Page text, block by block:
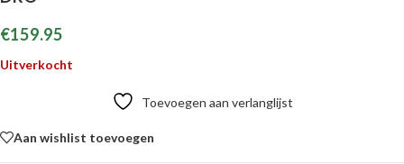
€159.95
Uitverkocht
Toevoegen aan verlanglijst
Aan wishlist toevoegen